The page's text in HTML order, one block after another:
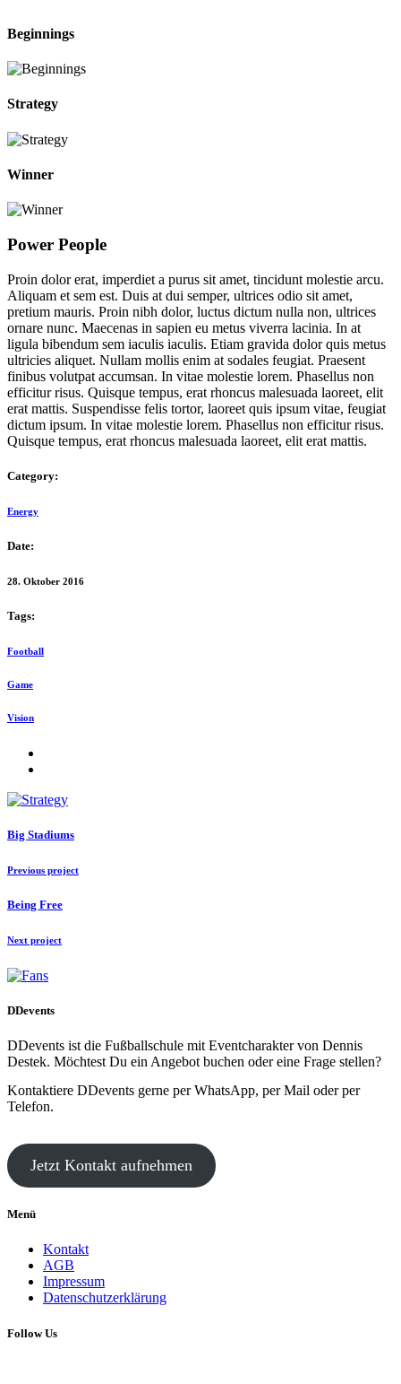
Beginnings
Strategy
Winner
Power People
Proin dolor erat, imperdiet a purus sit amet, tincidunt molestie arcu.
Aliquam et sem est. Duis at dui semper, ultrices odio sit amet,
pretium mauris. Proin nibh dolor, luctus dictum nulla non, ultrices
ornare nunc. Maecenas in sapien eu metus viverra lacinia. In at
ligula bibendum sem iaculis iaculis. Etiam gravida dolor quis metus
ultricies aliquet. Nullam mollis enim at sodales feugiat. Praesent
finibus volutpat accumsan. In vitae molestie lorem. Phasellus non
efficitur risus. Quisque tempus, erat rhoncus malesuada laoreet, elit
erat mattis. Suspendisse felis tortor, laoreet quis ipsum vitae, feugiat
dictum ipsum. In vitae molestie lorem. Phasellus non efficitur risus.
Quisque tempus, erat rhoncus malesuada laoreet, elit erat mattis.
Category:
Energy
Date:
28. Oktober 2016
Tags:
Football
Game
Vision
Big Stadiums
Previous project
Being Free
Next project
DDevents
DDevents ist die Fußballschule mit Eventcharakter von Dennis
Destek. Möchtest Du ein Angebot buchen oder eine Frage stellen?
Kontaktiere DDevents gerne per WhatsApp, per Mail oder per
Telefon.
Jetzt Kontakt aufnehmen
Menü
Kontakt
AGB
Impressum
Datenschutzerklärung
Follow Us